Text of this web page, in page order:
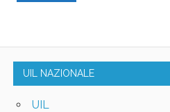
UIL NAZIONALE
UIL